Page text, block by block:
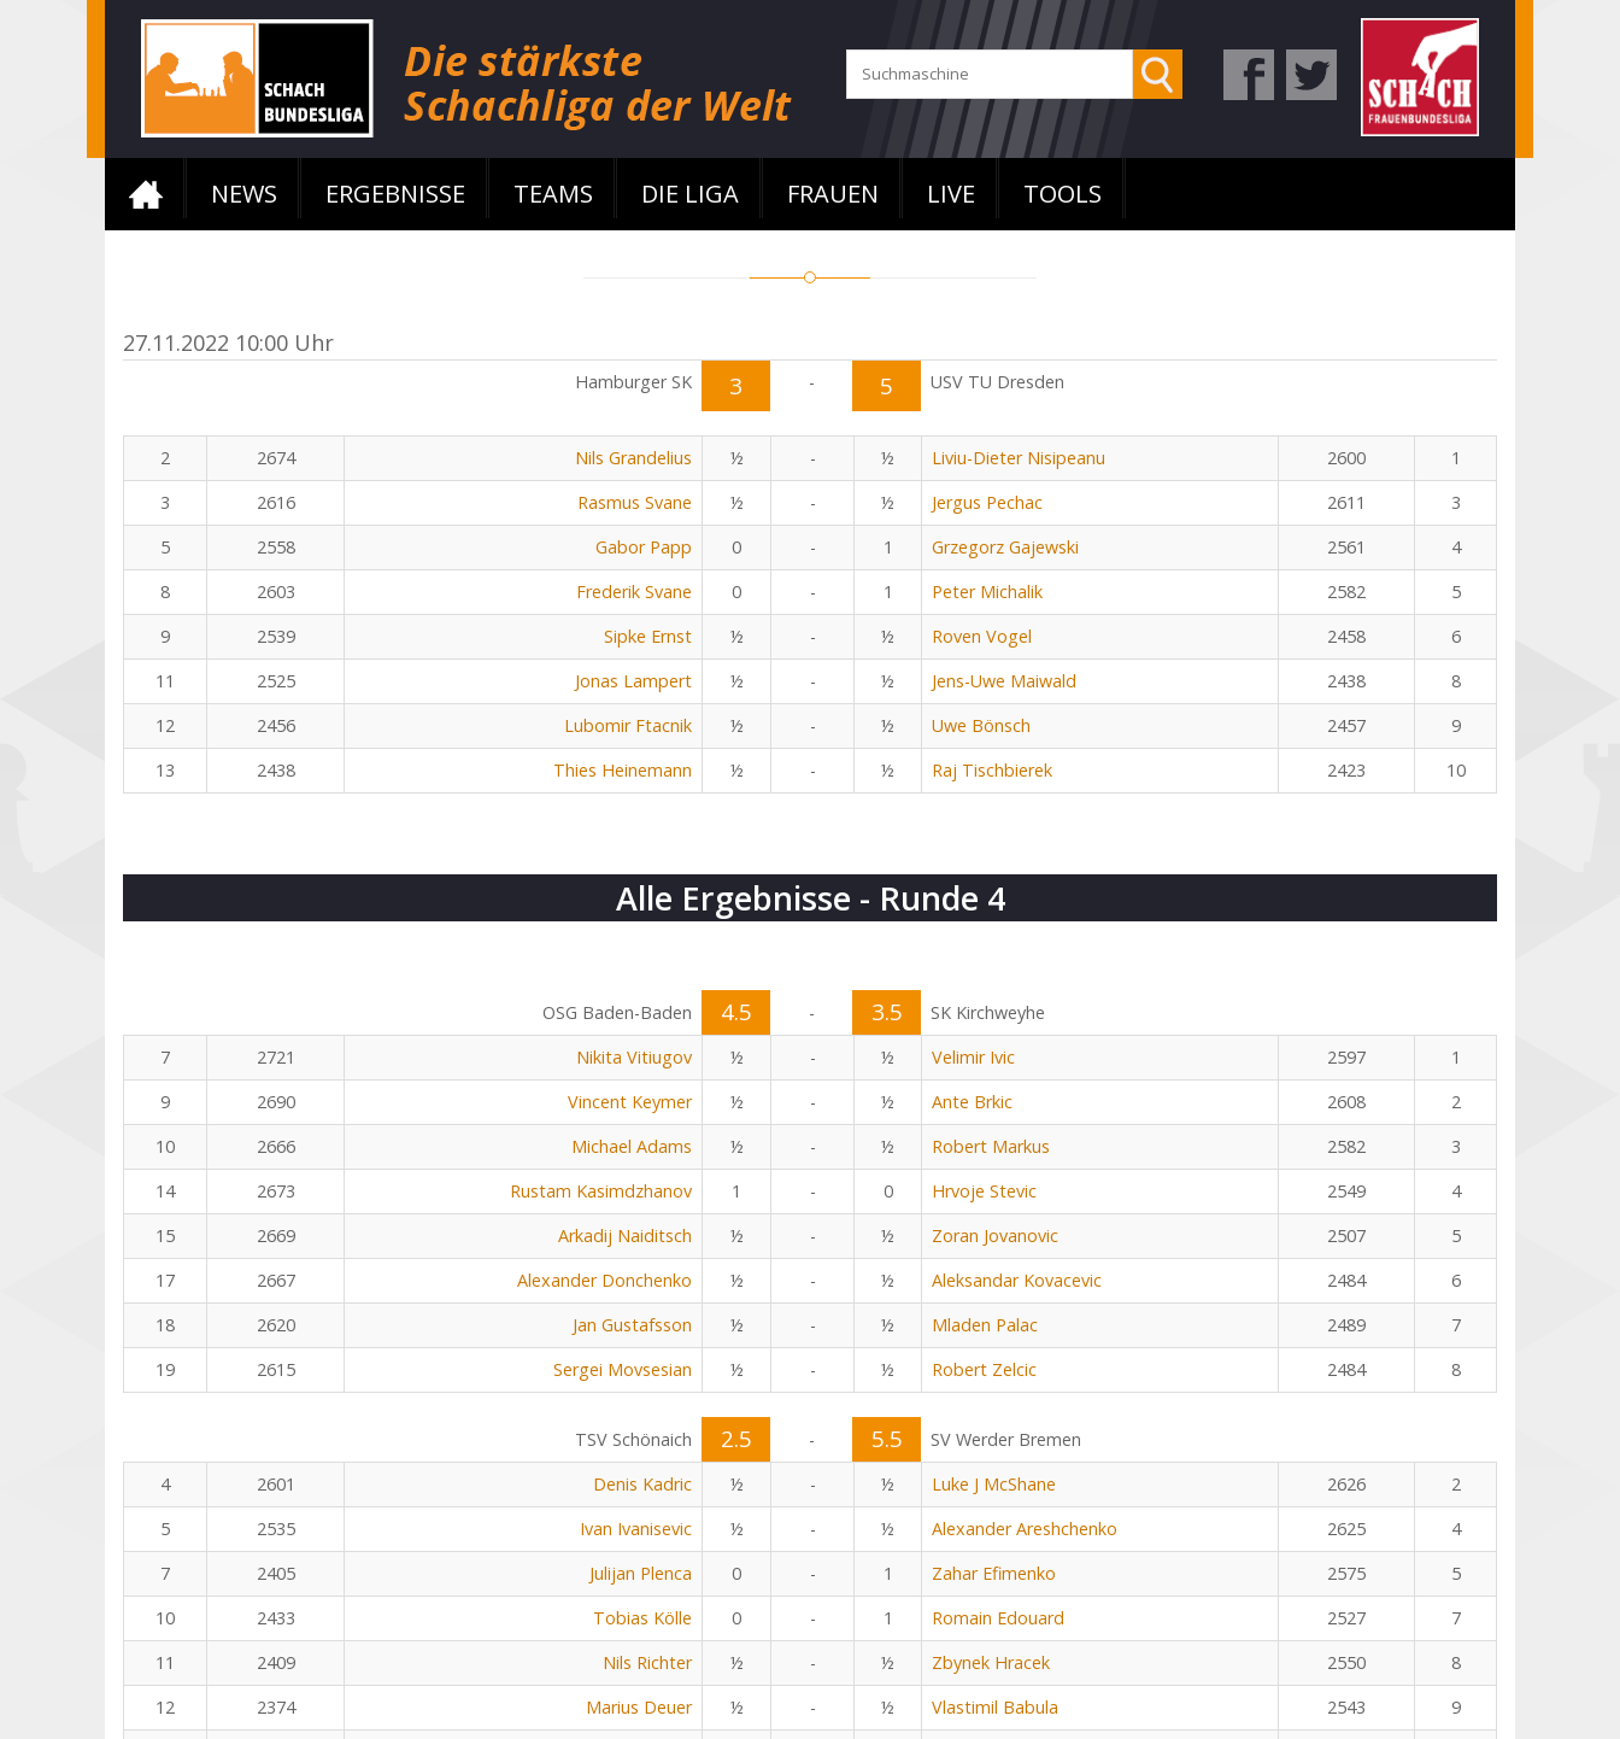
NEWS ERGEBNISSE TEAMS DIE LIGA FRAUEN LIVE TOOLS
27.11.2022 10:00 Uhr
Hamburger SK 3 - 5 USV TU Dresden
2 2674 Nils Grandelius ½ - ½ Liviu-Dieter Nisipeanu 2600
1
3
2616 Rasmus Svane ½ - ½ Jergus Pechac 2611
3
5
2558 Gabor Papp 0 - 1 Grzegorz Gajewski 2561
4
8
2603 Frederik Svane 0 - 1 Peter Michalik 2582
5
9
2539 Sipke Ernst ½ - ½ Roven Vogel 2458
6
11
2525 Jonas Lampert ½ - ½ Jens-Uwe Maiwald 2438
8
12
2456 Lubomir Ftacnik ½ - ½ Uwe Bönsch 2457
9
13
2438 Thies Heinemann ½ - ½ Raj Tischbierek 2423 10
Alle Ergebnisse - Runde 4
OSG Baden-Baden 4.5 - 3.5
SK Kirchweyhe
7
2721 Nikita Vitiugov ½ - ½ Velimir Ivic 2597
1
9
2690 Vincent Keymer ½ - ½ Ante Brkic 2608
2
10
2666 Michael Adams ½ - ½ Robert Markus 2582
3
14
2673 Rustam Kasimdzhanov 1 - 0 Hrvoje Stevic 2549
4
15
2669 Arkadij Naiditsch ½ - ½ Zoran Jovanovic 2507
5
17
2667 Alexander Donchenko ½ - ½ Aleksandar Kovacevic 2484
6
18
2620 Jan Gustafsson ½ - ½ Mladen Palac 2489
7
19
2615 Sergei Movsesian ½ - ½ Robert Zelcic 2484 8
TSV Schönaich 2.5 - 5.5
SV Werder Bremen
4
2601 Denis Kadric ½ - ½ Luke J McShane 2626
2
5
2535 Ivan Ivanisevic ½ - ½ Alexander Areshchenko 2625
4
7
2405 Julijan Plenca 0 - 1 Zahar Efimenko 2575
5
10
2433 Tobias Kölle 0 - 1 Romain Edouard 2527
7
11
2409 Nils Richter ½ - ½ Zbynek Hracek 2550
8
12
2374 Marius Deuer ½ - ½ Vlastimil Babula 2543
9